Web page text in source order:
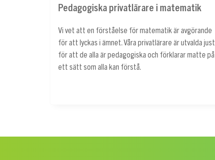
Pedagogiska privatlärare i matematik
Vi vet att en förståelse för matematik är avgörande
för att lyckas i ämnet. Våra privatlärare är utvalda just
för att de alla är pedagogiska och förklarar matte på
ett sätt som alla kan förstå.